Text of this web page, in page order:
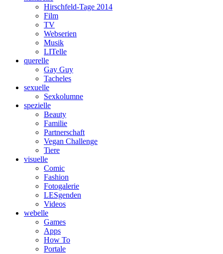
Hirschfeld-Tage 2014
Film
TV
Webserien
Musik
LITelle
querelle
Gay Guy
Tacheles
sexuelle
Sexkolumne
spezielle
Beauty
Familie
Partnerschaft
Vegan Challenge
Tiere
visuelle
Comic
Fashion
Fotogalerie
LESgenden
Videos
webelle
Games
Apps
How To
Portale